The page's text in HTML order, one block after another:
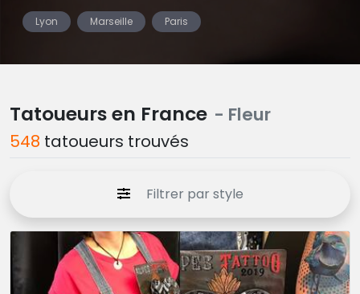
Lyon Marseille Paris
Tatoueurs en France - Fleur
548 tatoueurs trouvés
Filtrer par style